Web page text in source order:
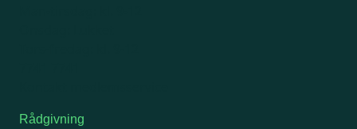
Rådgivning